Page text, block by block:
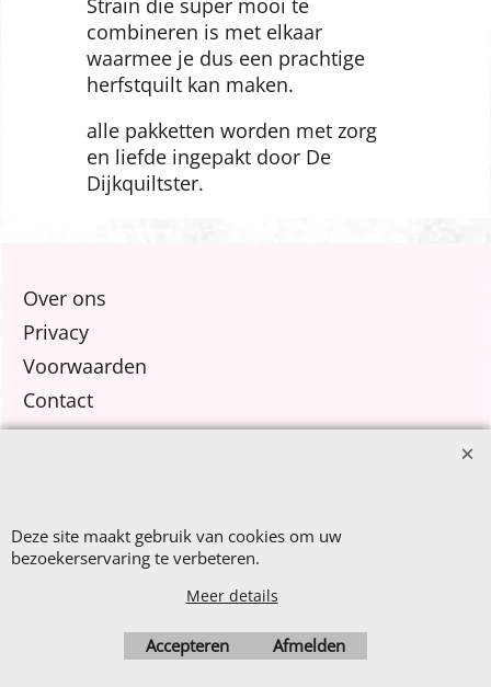
Prachtige herstserie van Deb
Strain die super mooi te
combineren is met elkaar
waarmee je dus een prachtige
herfstquilt kan maken.
alle pakketten worden met zorg
en liefde ingepakt door De
Over ons
Privacy
Voorwaarden
Contact
After Summer Sale
Webwinkel gemaakt met
ShopFactory webwinkel
Deze site maakt gebruik van cookies om uw
bezoekerservaring te verbeteren.
Meer details
Accepteren Afmelden